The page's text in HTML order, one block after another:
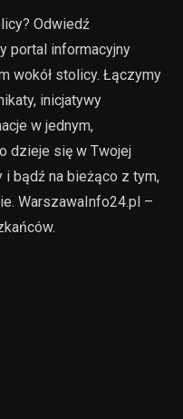
Odwiedź
portal informacyjny
wokół stolicy. Łączymy
inicjatywy
w jednym,
dzieje się w Twojej
bądź na bieżąco z tym,
WarszawaInfo24.pl –